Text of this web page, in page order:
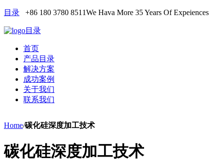
目录 +86 180 3780 8511We Hava More 35 Years Of Expeiences
目录
首页
产品目录
解决方案
成功案例
关于我们
联系我们
Home/碳化硅深度加工技术
碳化硅深度加工技术